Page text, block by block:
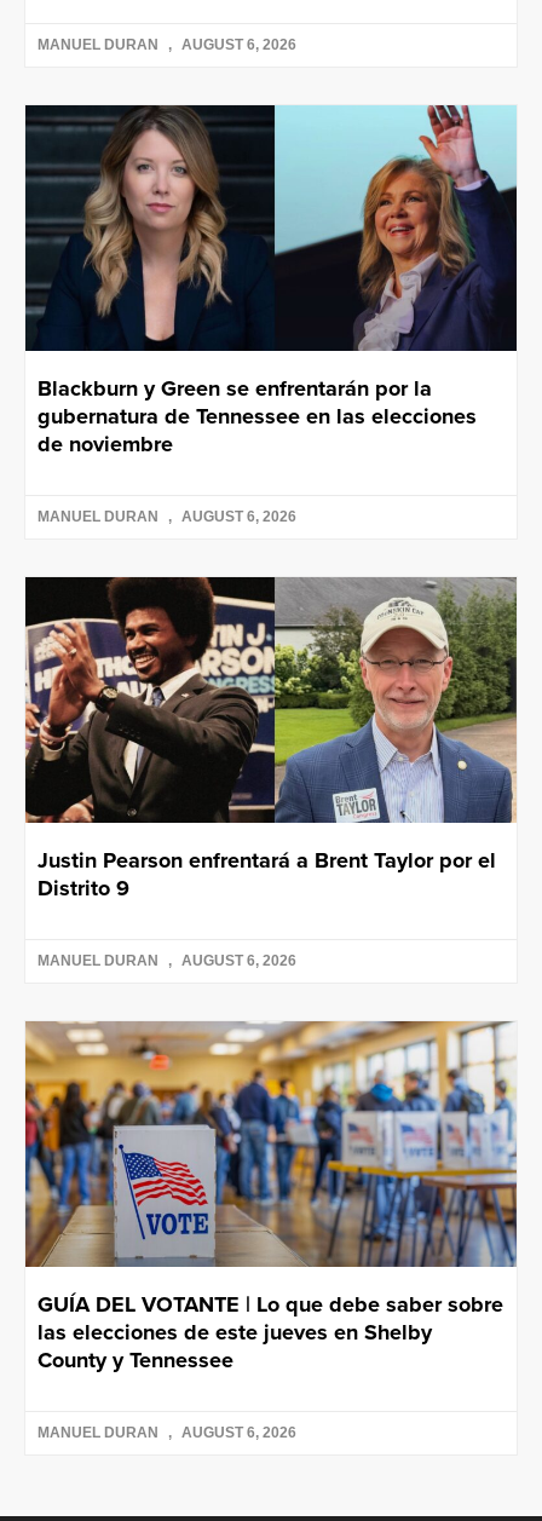
MANUEL DURAN AUGUST 6, 2026
Blackburn y Green se enfrentarán por la
gubernatura de Tennessee en las elecciones
de noviembre
MANUEL DURAN AUGUST 6, 2026
Justin Pearson enfrentará a Brent Taylor por el
Distrito 9
MANUEL DURAN AUGUST 6, 2026
GUÍA DEL VOTANTE | Lo que debe saber sobre
las elecciones de este jueves en Shelby
County y Tennessee
MANUEL DURAN AUGUST 6, 2026